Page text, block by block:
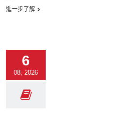
進一步了解
6
08, 2026